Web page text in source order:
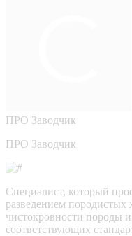
ПРО Заводчик
ПРО Заводчик
Специалист, который
разведением
чистокровности породы
соответствующих